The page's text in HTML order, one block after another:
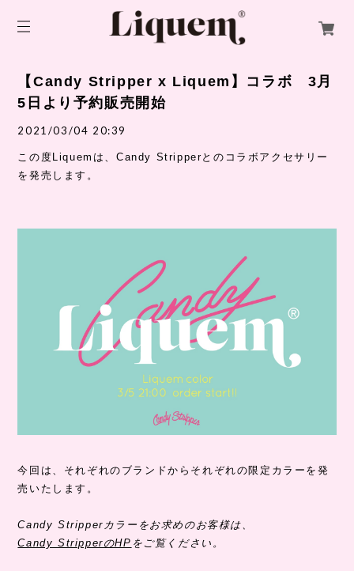
【Candy Stripper x Liquem】コラボ 3月
5日より予約販売開始
2021/03/04 20:39
この度Liquemは、Candy Stripperとのコラボアクセサリー
を発売します。
今回は、それぞれのブランドからそれぞれの限定カラーを発
売いたします。
Candy Stripperカラーをお求めのお客様は、
Candy StripperのHP をご覧ください。